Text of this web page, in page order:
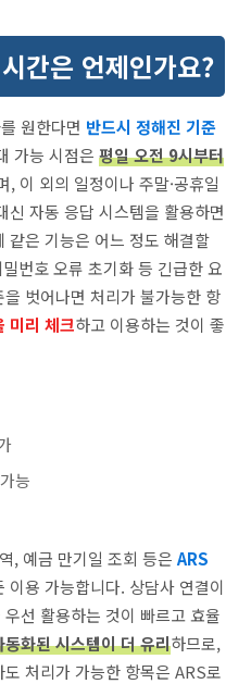
간은 언제인가요?
원한다면 반드시 정해진 기준
가능 시점은 평일 오전 9시부터
, 이 외의 일정이나 주말·공휴일
신 자동 응답 시스템을 활용하면
같은 기능은 어느 정도 해결할
번호 오류 초기화 등 긴급한 요
벗어나면 처리가 불가능한 항
미리 체크하고 이용하는 것이 좋
능
, 예금 만기일 조회 등은 ARS
이용 가능합니다. 상담사 연결이
선 활용하는 것이 빠르고 효율
화된 시스템이 더 유리하므로,
처리가 가능한 항목은 ARS로